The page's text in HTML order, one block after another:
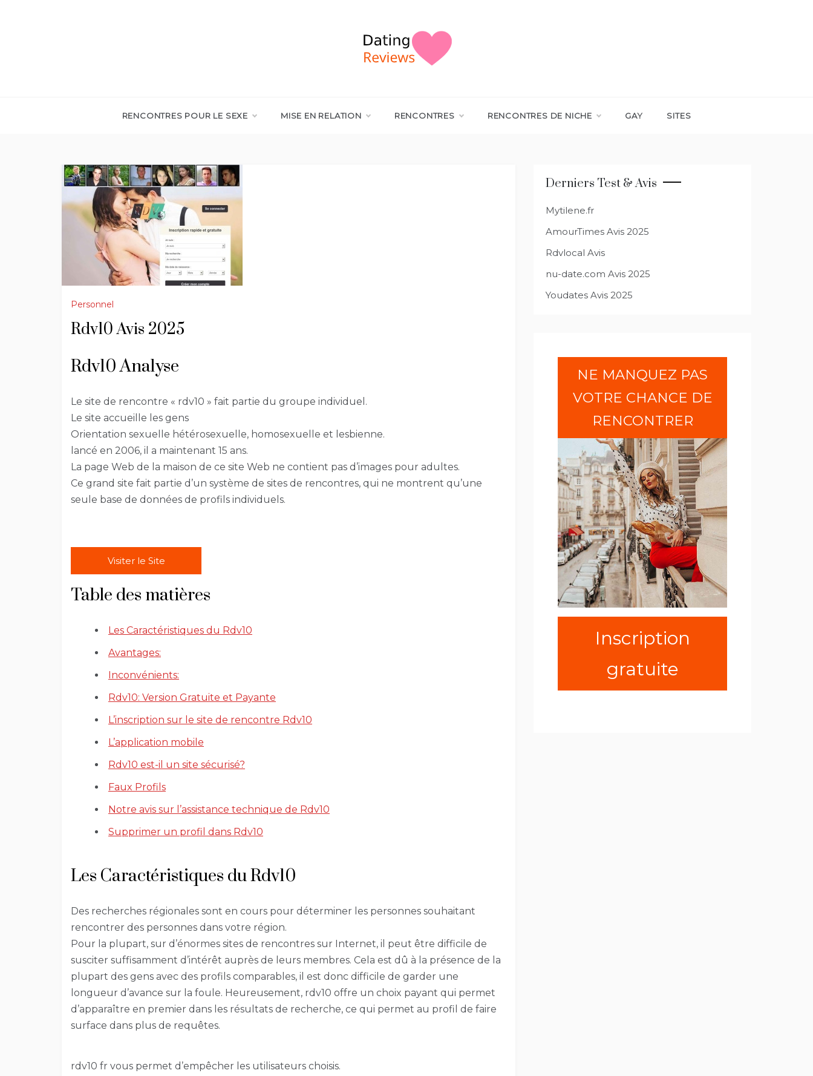
RENCONTRES POUR LE SEXE MISE EN RELATION RENCONTRES RENCONTRES DE NICHE GAY SITES
Personnel
Rdv10 Avis 2025
Rdv10 Analyse
Le site de rencontre « rdv10 » fait partie du groupe individuel.
Le site accueille les gens
Orientation sexuelle hétérosexuelle, homosexuelle et lesbienne.
lancé en 2006, il a maintenant 15 ans.
La page Web de la maison de ce site Web ne contient pas d’images pour adultes.
Ce grand site fait partie d’un système de sites de rencontres, qui ne montrent qu’une
seule base de données de profils individuels.
Visiter le Site
Table des matières
Les Caractéristiques du Rdv10
Avantages:
Inconvénients:
Rdv10: Version Gratuite et Payante
L’inscription sur le site de rencontre Rdv10
L’application mobile
Rdv10 est-il un site sécurisé?
Faux Profils
Notre avis sur l’assistance technique de Rdv10
Supprimer un profil dans Rdv10
Les Caractéristiques du Rdv10
Des recherches régionales sont en cours pour déterminer les personnes souhaitant
rencontrer des personnes dans votre région.
Pour la plupart, sur d’énormes sites de rencontres sur Internet, il peut être difficile de
susciter suffisamment d’intérêt auprès de leurs membres. Cela est dû à la présence de la
plupart des gens avec des profils comparables, il est donc difficile de garder une
longueur d’avance sur la foule. Heureusement, rdv10 offre un choix payant qui permet
d’apparaître en premier dans les résultats de recherche, ce qui permet au profil de faire
surface dans plus de requêtes.
rdv10 fr vous permet d’empêcher les utilisateurs choisis.
Derniers Test & Avis
Mytilene.fr
AmourTimes Avis 2025
Rdvlocal Avis
nu-date.com Avis 2025
Youdates Avis 2025
NE MANQUEZ PAS
VOTRE CHANCE DE
RENCONTRER
Inscription
gratuite